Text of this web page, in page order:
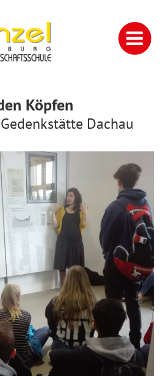
Köpfen
Dachau